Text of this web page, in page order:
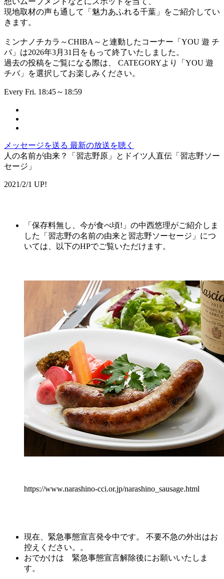
現地取材の声も通して「魅力あふれる千葉」をご紹介してい
きます。
ミンナノチカラ～CHIBA～と連動したコーナー「YOU 遊 チ
バ」は2026年3月31日をもって終了いたしました。
過去の投稿をご覧になる際は、 CATEGORYより「YOU 遊
チバ」を選択してお楽しみください。
Every Fri. 18:45～18:59
メッセージを送る 最新の放送を聴く
人の名前が由来？「習志野原」とドイツ人直伝「習志野ソー
セージ」
2021/2/1 UP!
「保存料無し、今が食べ頃!」の中西悠理がご紹介しま
した「習志野の名前の由来と習志野ソーセージ」につ
いては、以下のHPでご覧いただけます。
https://www.narashino-cci.or.jp/narashino_sausage.html
現在、緊急事態宣言発令中です。 不要不急の外出はお
控えください。。
おでかけは 緊急事態宣言解除後にお願いいたしま
す。